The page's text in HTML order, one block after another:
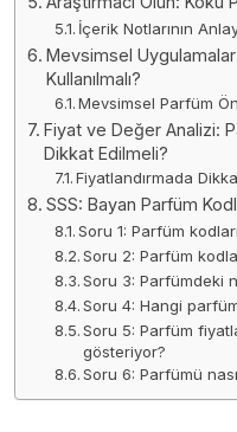
İçerik Notlarının
Mevsimsel
Kullanılmalı?
Mevsimsel Parfüm
Fiyat ve Değer Analizi:
Dikkat Edilmeli?
Fiyatlandırmada
SSS: Bayan Parfüm
Soru 1: Parfüm
Soru 2: Parfüm
Soru 3: Parfümdeki
Soru 4: Hangi
Soru 5: Parfüm
gösteriyor?
Soru 6: Parfümü